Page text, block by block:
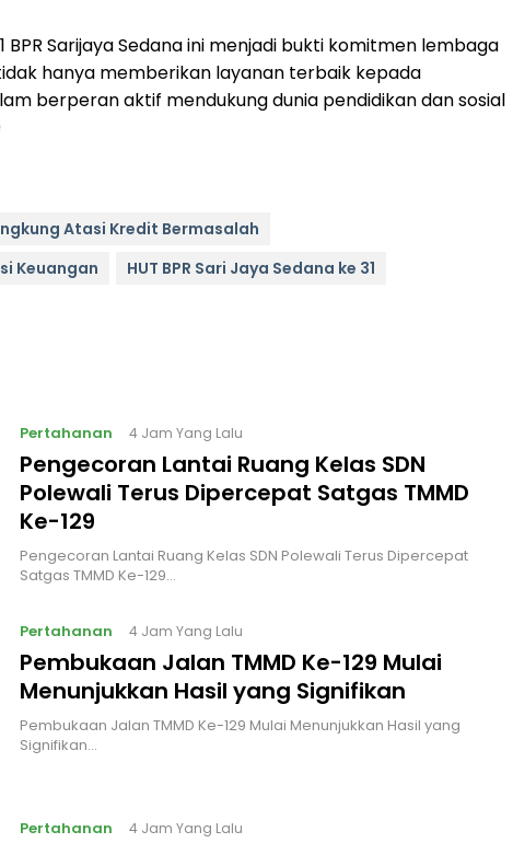
Sarijaya Sedana ini menjadi bukti komitmen lembaga
hanya memberikan layanan terbaik kepada
berperan aktif mendukung dunia pendidikan dan sosial
Atasi Kredit Bermasalah
Keuangan
HUT BPR Sari Jaya Sedana ke 31
Pertahanan 4 Jam Yang Lalu
Pengecoran Lantai Ruang Kelas SDN
Polewali Terus Dipercepat Satgas TMMD
Ke-129
Pengecoran Lantai Ruang Kelas SDN Polewali Terus Dipercepat
Satgas TMMD Ke-129…
Pertahanan 4 Jam Yang Lalu
Pembukaan Jalan TMMD Ke-129 Mulai
Menunjukkan Hasil yang Signifikan
Pembukaan Jalan TMMD Ke-129 Mulai Menunjukkan Hasil yang
Signifikan…
Pertahanan 4 Jam Yang Lalu